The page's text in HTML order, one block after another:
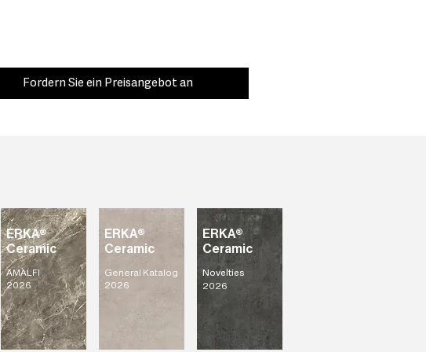
Fordern Sie ein Preisangebot an
ERKA®
Ceramic
AMALFI
2026
ERKA®
Ceramic
General Katalog
2026
ERKA®
Ceramic
Novelties
2026